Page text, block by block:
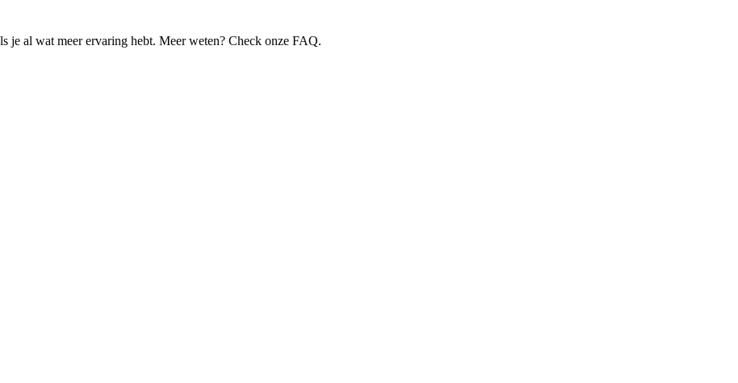
je al wat meer ervaring hebt. Meer weten? Check onze FAQ.